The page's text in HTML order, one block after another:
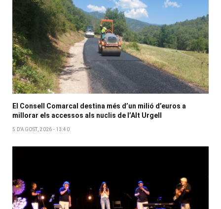
El Consell Comarcal destina més d’un milió d’euros a
millorar els accessos als nuclis de l’Alt Urgell
5 D'AGOST, 2026 - 13:40